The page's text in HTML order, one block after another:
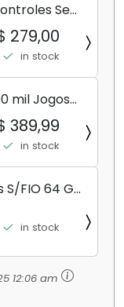
Sem
+ Jogos
279,00
in stock
mil Jogos
(SEM FIO)
389,99
in stock
FIO 64 GB
Conferir!!!
in stock
12:06 am